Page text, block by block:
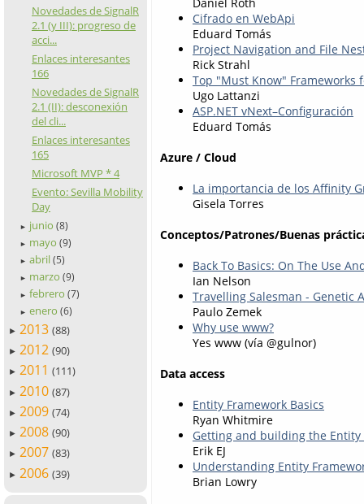
Novedades de SignalR
2.1 (y III): progreso de
acci...
Enlaces interesantes
166
Novedades de SignalR
2.1 (II): desconexión
del cli...
Enlaces interesantes
165
Microsoft MVP * 4
Evento: Sevilla Mobility
Day
► junio (8)
► mayo (9)
► abril (5)
► marzo (9)
► febrero (7)
► enero (6)
► 2013 (88)
► 2012 (90)
► 2011 (111)
► 2010 (87)
► 2009 (74)
► 2008 (90)
► 2007 (83)
► 2006 (39)
Cifrado en WebApi
Eduard Tomás
Project Navigation and File
Rick Strahl
Top "Must Know" Frameworks
Ugo Lattanzi
ASP.NET vNext–Configuración
Eduard Tomás
Azure / Cloud
La importancia de los Affinity
Gisela Torres
Conceptos/Patrones/Buenas
Back To Basics: On The Use
Ian Nelson
Travelling Salesman - Genetic
Paulo Zemek
Why use www?
Yes www (vía @gulnor)
Data access
Entity Framework Basics
Ryan Whitmire
Getting and building the
Erik EJ
Understanding Entity
Brian Lowry